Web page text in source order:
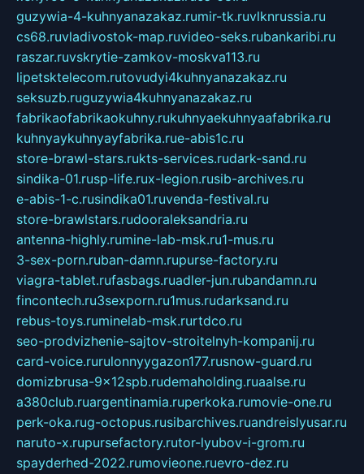
guzywia-4-kuhnyanazakaz.rumir-tk.ruvlknrussia.ru
cs68.ruvladivostok-map.ruvideo-seks.rubankaribi.ru
raszar.ruvskrytie-zamkov-moskva113.ru
lipetsktelecom.rutovudyi4kuhnyanazakaz.ru
seksuzb.ruguzywia4kuhnyanazakaz.ru
fabrikaofabrikaokuhny.rukuhnyaekuhnyaafabrika.ru
kuhnyaykuhnyayfabrika.rue-abis1c.ru
store-brawl-stars.rukts-services.rudark-sand.ru
sindika-01.rusp-life.rux-legion.rusib-archives.ru
e-abis-1-c.rusindika01.ruvenda-festival.ru
store-brawlstars.rudooraleksandria.ru
antenna-highly.rumine-lab-msk.ru1-mus.ru
3-sex-porn.ruban-damn.rupurse-factory.ru
viagra-tablet.rufasbags.ruadler-jun.rubandamn.ru
fincontech.ru3sexporn.ru1mus.rudarksand.ru
rebus-toys.ruminelab-msk.rurtdco.ru
seo-prodvizhenie-sajtov-stroitelnyh-kompanij.ru
card-voice.rurulonnyygazon177.rusnow-guard.ru
domizbrusa-9x12spb.rudemaholding.ruaalse.ru
a380club.ruargentinamia.ruperkoka.rumovie-one.ru
perk-oka.rug-octopus.rusibarchives.ruandreislyusar.ru
naruto-x.rupursefactory.rutor-lyubov-i-grom.ru
spayderhed-2022.rumovieone.ruevro-dez.ru